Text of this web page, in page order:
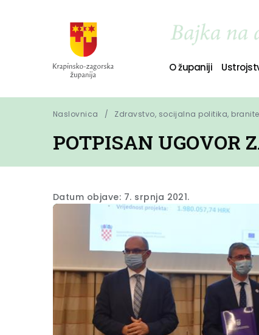
O županiji
Naslovnica Zdravstvo, socijalna politika,
POTPISAN UGOVOR
Datum objave: 7. srpnja 2021.